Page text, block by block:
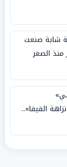
شابة صنعت
منذ الصغر
الفيفا»..